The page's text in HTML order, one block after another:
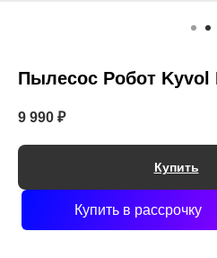
Пылесос Робот Kyvol
9 990 ₽
Купить
Купить в рассрочку